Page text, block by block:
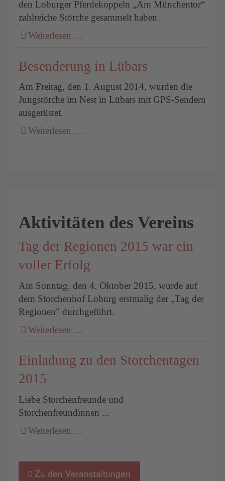
den Loburger Pferdekoppeln „Am Münchentor“
zahlreiche Störche gesammelt haben
Weiterlesen …
Besenderung in Lübars
Am Freitag, den 1. August 2014, wurden die
Jungstörche im Nest in Lübars mit GPS-Sendern
ausgerüstet.
Weiterlesen …
Aktivitäten des Vereins
Tag der Regionen 2015 war ein
voller Erfolg
Am Sonntag, den 4. Oktober 2015, wurde auf
dem Storchenhof Loburg erstmalig der „Tag der
Regionen" durchgeführt.
Weiterlesen …
Einladung zu den Storchentagen
2015
Liebe Storchenfreunde und
Storchenfreundinnen ...
Weiterlesen …
Zu den Veranstaltungen